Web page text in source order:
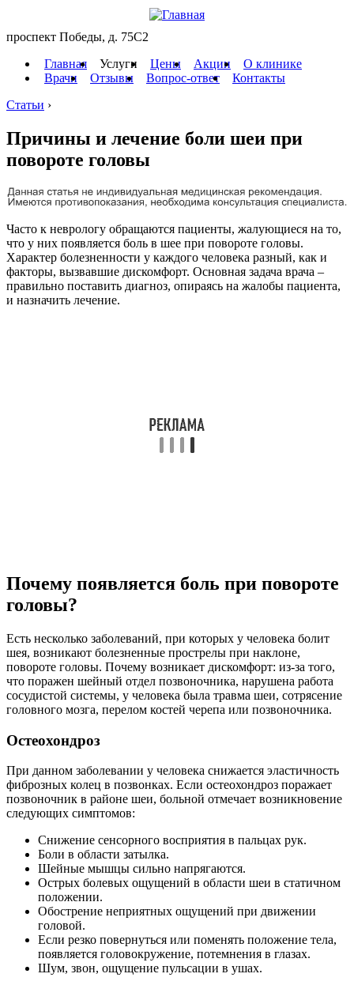
проспект Победы, д. 75C2
Главная
Услуги Цены Акции
О клинике
Врачи
Отзывы Вопрос-ответ
Контакты
Статьи ›
Причины и лечение боли шеи при
повороте головы
Часто к неврологу обращаются пациенты, жалующиеся на то,
что у них появляется боль в шее при повороте головы.
Характер болезненности у каждого человека разный, как и
факторы, вызвавшие дискомфорт. Основная задача врача –
правильно поставить диагноз, опираясь на жалобы пациента,
и назначить лечение.
Почему появляется боль при повороте
головы?
Есть несколько заболеваний, при которых у человека болит
шея, возникают болезненные прострелы при наклоне,
повороте головы. Почему возникает дискомфорт: из-за того,
что поражен шейный отдел позвоночника, нарушена работа
сосудистой системы, у человека была травма шеи, сотрясение
головного мозга, перелом костей черепа или позвоночника.
Остеохондроз
При данном заболевании у человека снижается эластичность
фиброзных колец в позвонках. Если остеохондроз поражает
позвоночник в районе шеи, больной отмечает возникновение
следующих симптомов:
Снижение сенсорного восприятия в пальцах рук.
Боли в области затылка.
Шейные мышцы сильно напрягаются.
Острых болевых ощущений в области шеи в статичном
положении.
Обострение неприятных ощущений при движении
головой.
Если резко повернуться или поменять положение тела,
появляется головокружение, потемнения в глазах.
Шум, звон, ощущение пульсации в ушах.